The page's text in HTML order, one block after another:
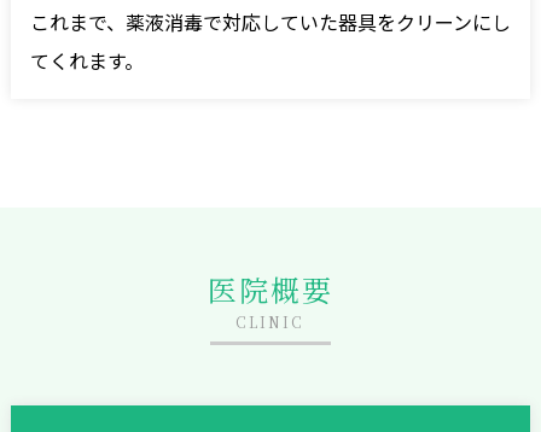
これまで、薬液消毒で対応していた器具をクリーンにし
てくれます。
医院概要
CLINIC